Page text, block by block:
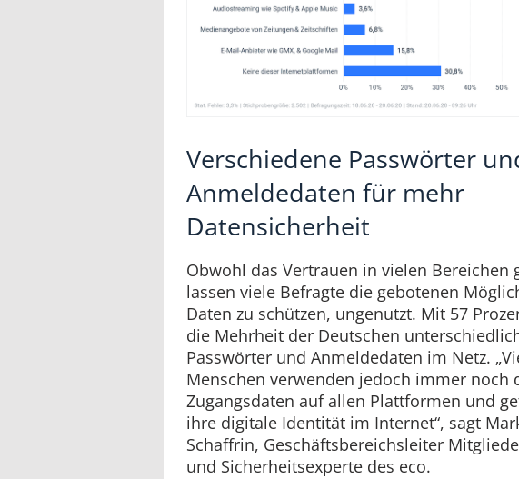
Verschiedene Passwörter
Anmeldedaten für mehr
Datensicherheit
Obwohl das Vertrauen in vielen Bereichen
lassen viele Befragte die gebotenen
Daten zu schützen, ungenutzt. Mit 57
die Mehrheit der Deutschen
Passwörter und Anmeldedaten im Netz.
Menschen verwenden jedoch immer noch
Zugangsdaten auf allen Plattformen und
ihre digitale Identität im Internet“, sagt
Schaffrin, Geschäftsbereichsleiter
und Sicherheitsexperte des eco.